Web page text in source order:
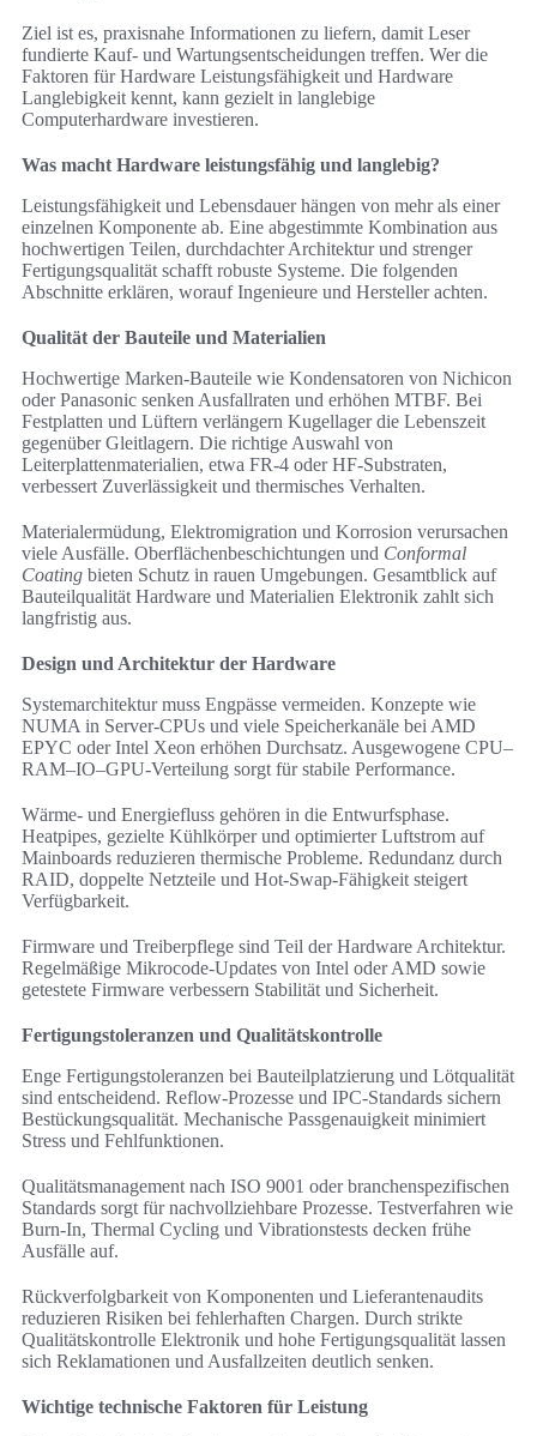
Ziel ist es, praxisnahe Informationen zu liefern, damit Leser
fundierte Kauf- und Wartungsentscheidungen treffen. Wer die
Faktoren für Hardware Leistungsfähigkeit und Hardware
Langlebigkeit kennt, kann gezielt in langlebige
Computerhardware investieren.
Was macht Hardware leistungsfähig und langlebig?
Leistungsfähigkeit und Lebensdauer hängen von mehr als einer
einzelnen Komponente ab. Eine abgestimmte Kombination aus
hochwertigen Teilen, durchdachter Architektur und strenger
Fertigungsqualität schafft robuste Systeme. Die folgenden
Abschnitte erklären, worauf Ingenieure und Hersteller achten.
Qualität der Bauteile und Materialien
Hochwertige Marken-Bauteile wie Kondensatoren von Nichicon
oder Panasonic senken Ausfallraten und erhöhen MTBF. Bei
Festplatten und Lüftern verlängern Kugellager die Lebenszeit
gegenüber Gleitlagern. Die richtige Auswahl von
Leiterplattenmaterialien, etwa FR-4 oder HF-Substraten,
verbessert Zuverlässigkeit und thermisches Verhalten.
Materialermüdung, Elektromigration und Korrosion verursachen
viele Ausfälle. Oberflächenbeschichtungen und Conformal
Coating bieten Schutz in rauen Umgebungen. Gesamtblick auf
Bauteilqualität Hardware und Materialien Elektronik zahlt sich
langfristig aus.
Design und Architektur der Hardware
Systemarchitektur muss Engpässe vermeiden. Konzepte wie
NUMA in Server-CPUs und viele Speicherkanäle bei AMD
EPYC oder Intel Xeon erhöhen Durchsatz. Ausgewogene CPU–
RAM–IO–GPU-Verteilung sorgt für stabile Performance.
Wärme- und Energiefluss gehören in die Entwurfsphase.
Heatpipes, gezielte Kühlkörper und optimierter Luftstrom auf
Mainboards reduzieren thermische Probleme. Redundanz durch
RAID, doppelte Netzteile und Hot-Swap-Fähigkeit steigert
Verfügbarkeit.
Firmware und Treiberpflege sind Teil der Hardware Architektur.
Regelmäßige Mikrocode-Updates von Intel oder AMD sowie
getestete Firmware verbessern Stabilität und Sicherheit.
Fertigungstoleranzen und Qualitätskontrolle
Enge Fertigungstoleranzen bei Bauteilplatzierung und Lötqualität
sind entscheidend. Reflow-Prozesse und IPC-Standards sichern
Bestückungsqualität. Mechanische Passgenauigkeit minimiert
Stress und Fehlfunktionen.
Qualitätsmanagement nach ISO 9001 oder branchenspezifischen
Standards sorgt für nachvollziehbare Prozesse. Testverfahren wie
Burn-In, Thermal Cycling und Vibrationstests decken frühe
Ausfälle auf.
Rückverfolgbarkeit von Komponenten und Lieferantenaudits
reduzieren Risiken bei fehlerhaften Chargen. Durch strikte
Qualitätskontrolle Elektronik und hohe Fertigungsqualität lassen
sich Reklamationen und Ausfallzeiten deutlich senken.
Wichtige technische Faktoren für Leistung